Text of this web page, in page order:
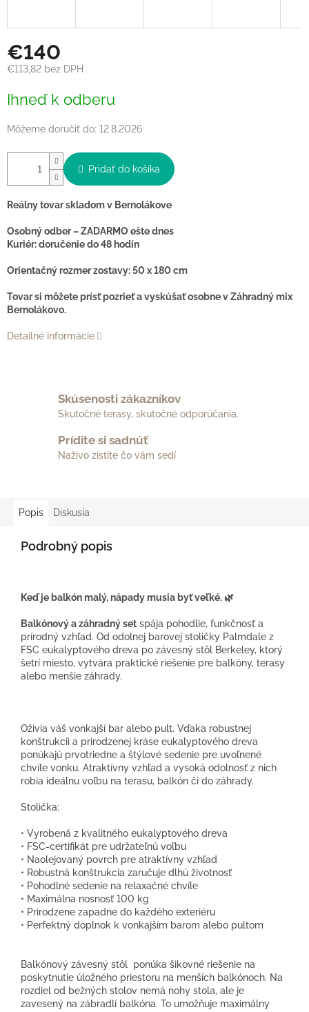
€140
€113,82 bez DPH
cena:
Ihneď k odberu
Môžeme doručiť do: 12.8.2026
Pridať do košíka
Reálny tovar skladom v Bernolákove
Osobný odber – ZADARMO ešte dnes
Kuriér: doručenie do 48 hodín
Orientačný rozmer zostavy: 50 x 180 cm
Tovar si môžete prísť pozrieť a vyskúšať osobne v Záhradný mix
Bernolákovo.
Detailné informácie
Skúsenosti zákazníkov
Skutočné terasy, skutočné odporúčania.
Prídite si sadnúť
Naživo zistíte čo vám sedí
Popis Diskusia
Podrobný popis
Keď je balkón malý, nápady musia byť veľké. 🌿
Balkónový a záhradný set spája pohodlie, funkčnosť a
prírodný vzhľad. Od odolnej barovej stoličky Palmdale z
FSC eukalyptového dreva po závesný stôl Berkeley, ktorý
šetrí miesto, vytvára praktické riešenie pre balkóny, terasy
alebo menšie záhrady.
Oživia váš vonkajší bar alebo pult. Vďaka robustnej
konštrukcii a prirodzenej kráse eukalyptového dreva
ponúkajú prvotriedne a štýlové sedenie pre uvoľnené
chvíle vonku. Atraktívny vzhľad a vysoká odolnosť z nich
robia ideálnu voľbu na terasu, balkón či do záhrady.
Stolička:
• Vyrobená z kvalitného eukalyptového dreva
• FSC-certifikát pre udržateľnú voľbu
• Naolejovaný povrch pre atraktívny vzhľad
• Robustná konštrukcia zaručuje dlhú životnosť
• Pohodlné sedenie na relaxačné chvíle
• Maximálna nosnosť 100 kg
• Prirodzene zapadne do každého exteriéru
• Perfektný doplnok k vonkajším barom alebo pultom
Balkónový závesný stôl ponúka šikovné riešenie na
poskytnutie úložného priestoru na menších balkónoch. Na
rozdiel od bežných stolov nemá nohy stola, ale je
zavesený na zábradlí balkóna. To umožňuje maximálny